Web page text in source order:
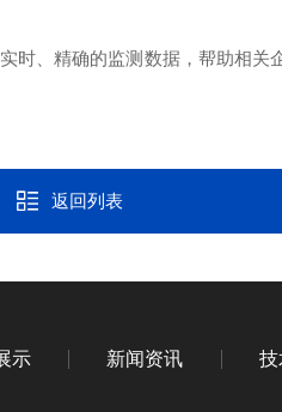
、精确的监测数据，帮助相关
返回列表
示 新闻资讯 技